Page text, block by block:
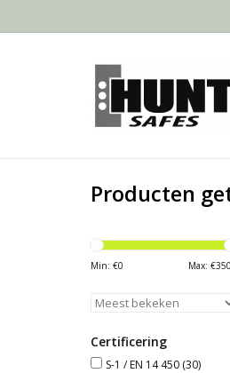
Producten
Min: €0 Max: €
Certificering
S-1 / EN 14 450 (30)